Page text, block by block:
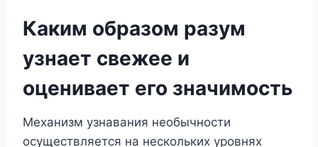
Каким образом разум
узнает свежее и
оценивает его значимость
Механизм узнавания необычности
осуществляется на нескольких уровнях